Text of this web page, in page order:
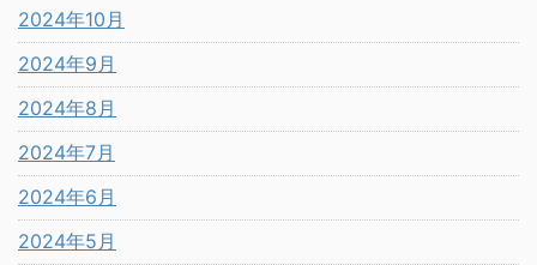
2024年10月
2024年9月
2024年8月
2024年7月
2024年6月
2024年5月